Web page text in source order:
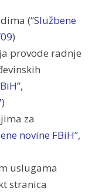
(“Službene
)
provode radnje
)
za
novine FBiH”,
uslugama
stranica